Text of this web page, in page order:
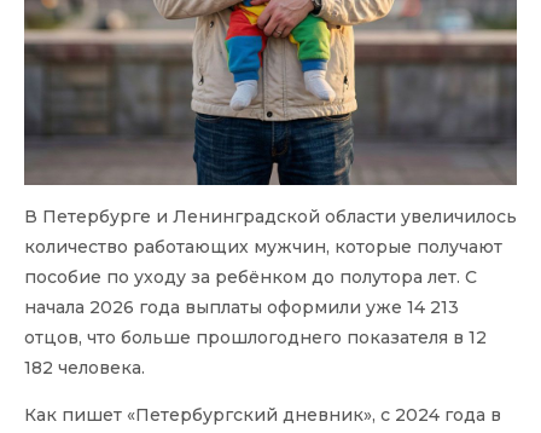
В Петербурге и Ленинградской области увеличилось
количество работающих мужчин, которые получают
пособие по уходу за ребёнком до полутора лет. С
начала 2026 года выплаты оформили уже 14 213
отцов, что больше прошлогоднего показателя в 12
182 человека.
Как пишет «Петербургский дневник», с 2024 года в